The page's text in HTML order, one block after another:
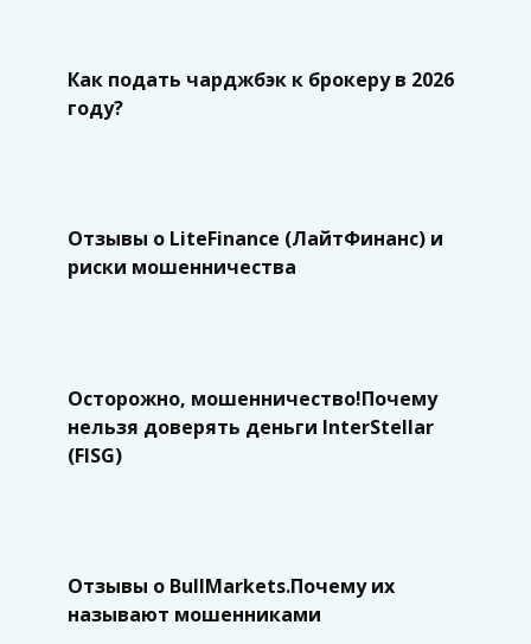
Как подать чарджбэк к брокеру в 2026
году?
Отзывы о LiteFinance (ЛайтФинанс) и
риски мошенничества
Осторожно, мошенничество!Почему
нельзя доверять деньги InterStellar
(FISG)
Отзывы о BullMarkets.Почему их
называют мошенниками